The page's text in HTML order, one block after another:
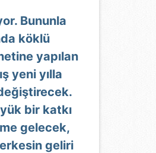
Bununla
köklü
yapılan
yeni yılla
bir katkı
gelecek,
geliri